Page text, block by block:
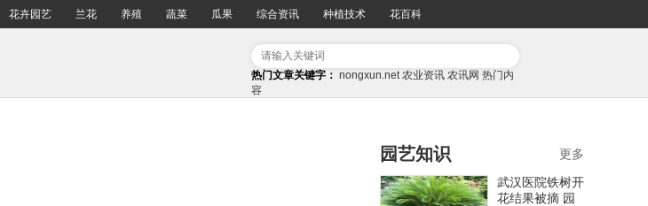
花卉园艺 兰花 养殖 蔬菜 瓜果 综合资讯 种植技术 花百科
热门文章关键字： nongxun.net 农业资讯 农讯网 热门内
容
园艺知识
武汉医院铁树开
花结果被摘 园
更多